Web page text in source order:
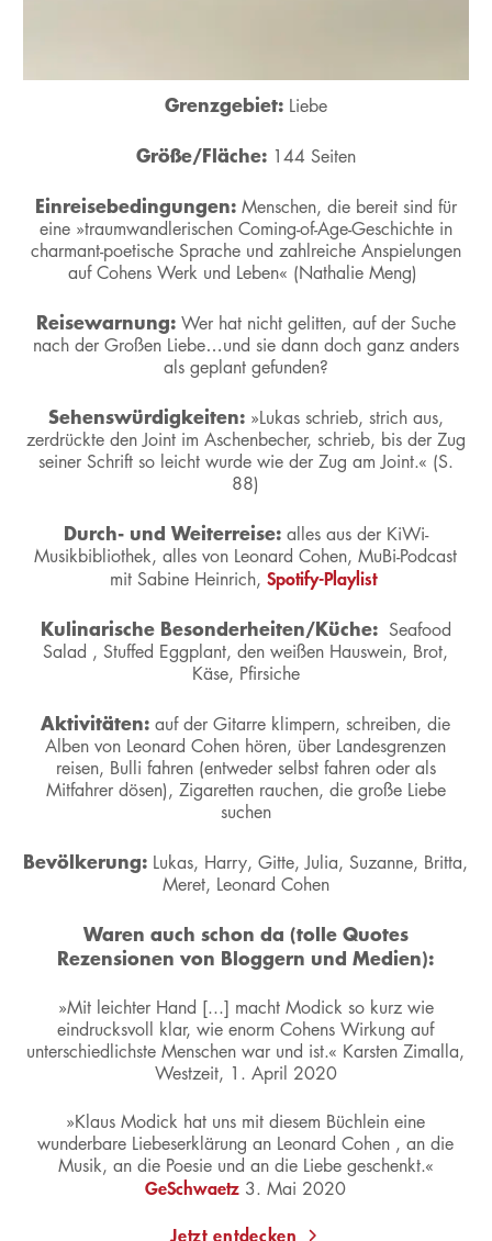
Grenzgebiet: Liebe
Größe/Fläche: 144 Seiten
Einreisebedingungen: Menschen, die bereit sind für
eine »traumwandlerischen Coming-of-Age-Geschichte in
charmant-poetische Sprache und zahlreiche Anspielungen
auf Cohens Werk und Leben« (Nathalie Meng)
Reisewarnung: Wer hat nicht gelitten, auf der Suche
nach der Großen Liebe…und sie dann doch ganz anders
als geplant gefunden?
Sehenswürdigkeiten: »Lukas schrieb, strich aus,
zerdrückte den Joint im Aschenbecher, schrieb, bis der Zug
seiner Schrift so leicht wurde wie der Zug am Joint.« (S.
88)
Durch- und Weiterreise: alles aus der KiWi-
Musikbibliothek, alles von Leonard Cohen, MuBi-Podcast
mit Sabine Heinrich, Spotify-Playlist
Kulinarische Besonderheiten/Küche:Seafood
Salad , Stuffed Eggplant, den weißen Hauswein, Brot,
Käse, Pfirsiche
Aktivitäten:auf der Gitarre klimpern, schreiben, die
Alben von Leonard Cohen hören, über Landesgrenzen
reisen, Bulli fahren (entweder selbst fahren oder als
Mitfahrer dösen), Zigaretten rauchen, die große Liebe
suchen
Bevölkerung: Lukas, Harry, Gitte, Julia, Suzanne, Britta,
Meret, Leonard Cohen
Waren auch schon da (tolle Quotes
Rezensionen von Bloggern und Medien):
»Mit leichter Hand [...] macht Modick so kurz wie
eindrucksvoll klar, wie enorm Cohens Wirkung auf
unterschiedlichste Menschen war und ist.« Karsten Zimalla,
Westzeit, 1. April 2020
»Klaus Modick hat uns mit diesem Büchlein eine
wunderbare Liebeserklärung an Leonard Cohen , an die
Musik, an die Poesie und an die Liebe geschenkt.«
GeSchwaetz 3. Mai 2020
Jetzt entdecken